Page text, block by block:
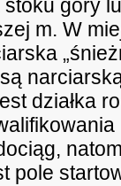
góry
m. W
działka
pole